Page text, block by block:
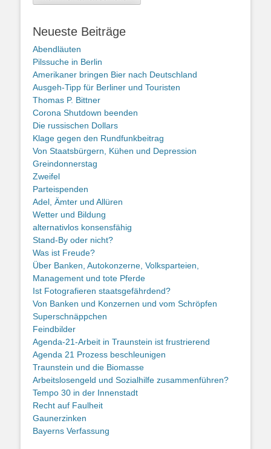
Neueste Beiträge
Abendläuten
Pilssuche in Berlin
Amerikaner bringen Bier nach Deutschland
Ausgeh-Tipp für Berliner und Touristen
Thomas P. Bittner
Corona Shutdown beenden
Die russischen Dollars
Klage gegen den Rundfunkbeitrag
Von Staatsbürgern, Kühen und Depression
Greindonnerstag
Zweifel
Parteispenden
Adel, Ämter und Allüren
Wetter und Bildung
alternativlos konsensfähig
Stand-By oder nicht?
Was ist Freude?
Über Banken, Autokonzerne, Volksparteien,
Management und tote Pferde
Ist Fotografieren staatsgefährdend?
Von Banken und Konzernen und vom Schröpfen
Superschnäppchen
Feindbilder
Agenda-21-Arbeit in Traunstein ist frustrierend
Agenda 21 Prozess beschleunigen
Traunstein und die Biomasse
Arbeitslosengeld und Sozialhilfe zusammenführen?
Tempo 30 in der Innenstadt
Recht auf Faulheit
Gaunerzinken
Bayerns Verfassung